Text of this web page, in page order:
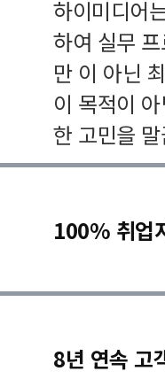
하이미디어
하여 실무
만 이 아닌
이 목적이
한 고민을
100% 취업
8년 연속 고